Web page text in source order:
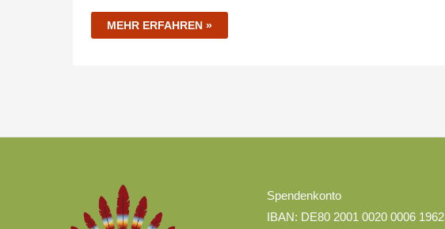
MEHR ERFAHREN »
Spendenkonto
IBAN: DE80 2001 0020 0006
Kategorien